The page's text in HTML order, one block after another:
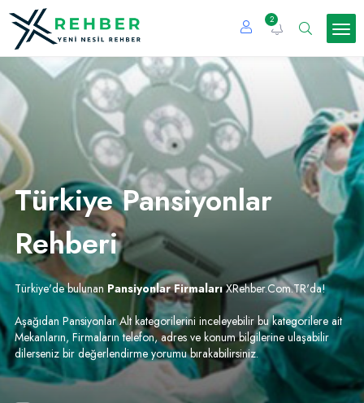
2
Türkiye Pansiyonlar
Rehberi
Türkiye'de bulunan Pansiyonlar FirmalarıXRehber.Com.TR'da!
Aşağıdan Pansiyonlar Alt kategorilerini inceleyebilir bu kategorilere ait
Mekanların, Firmaların telefon, adres ve konum bilgilerine ulaşabilir
dilerseniz bir değerlendirme yorumu bırakabilirsiniz.